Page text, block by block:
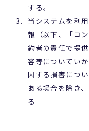
する。
当システムを利
報（以下、「コ
約者の責任で提
容等についてい
因する損害につ
ある場合を除き
る